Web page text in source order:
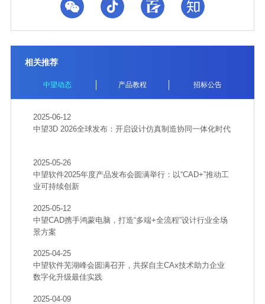
相关推荐
中望动态 产品教程 招标公告
2025-06-12
中望3D 2026全球发布：开启设计仿真制造协同一体化时代
2025-05-26
中望软件2025年度产品发布会圆满举行：以“CAD+”推动工
业可持续创新
2025-05-12
中望CAD携手鸿蒙电脑，打造“多端+全流程”设计行业全场
景方案
2025-04-25
中望软件芜湖峰会圆满召开，共探自主CAx技术助力企业
数字化升级最佳实践
2025-04-09